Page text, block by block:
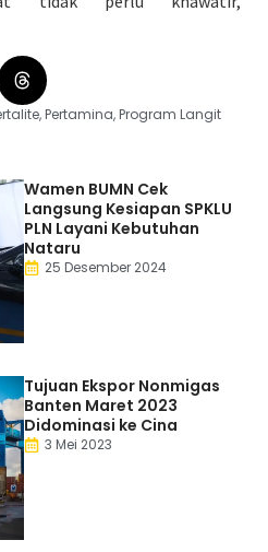
,Pertamina,Program Langit
Wamen BUMN Cek
Langsung Kesiapan SPKLU
PLN Layani Kebutuhan
Nataru
25 Desember 2024
Tujuan Ekspor Nonmigas
Banten Maret 2023
Didominasi ke Cina
3 Mei 2023